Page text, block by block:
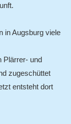
in Augsburg viele
Plärrer- und
zugeschüttet
entsteht dort